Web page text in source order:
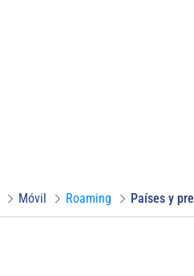
Móvil Roaming Países y